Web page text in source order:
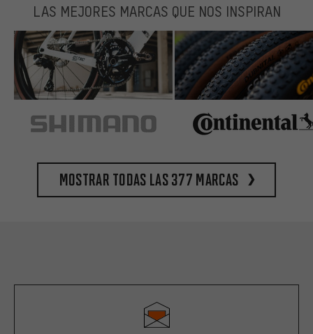
LAS MEJORES MARCAS QUE NOS INSPIRAN
Mostrar todas las 377 marcas